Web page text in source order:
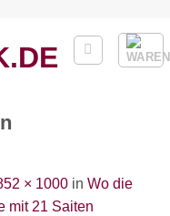
× 1000 in Wo die
mit 21 Saiten